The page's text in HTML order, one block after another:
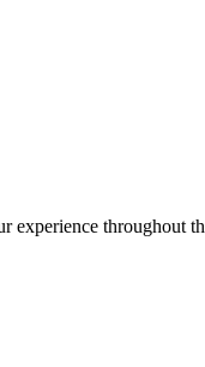
experience throughout